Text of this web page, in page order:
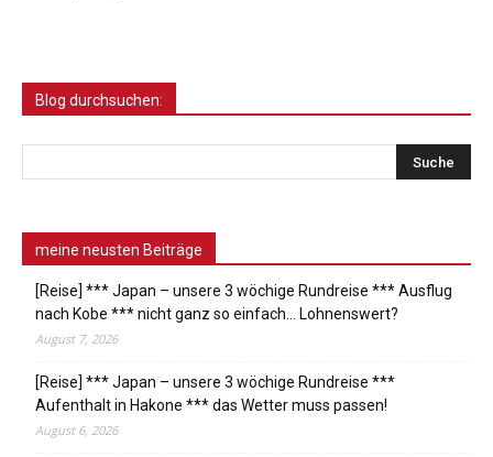
Blog durchsuchen:
meine neusten Beiträge
[Reise] *** Japan – unsere 3 wöchige Rundreise *** Ausflug
nach Kobe *** nicht ganz so einfach… Lohnenswert?
August 7, 2026
[Reise] *** Japan – unsere 3 wöchige Rundreise ***
Aufenthalt in Hakone *** das Wetter muss passen!
August 6, 2026